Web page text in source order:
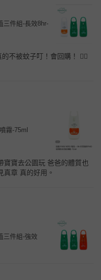
三件組-長效8hr-
不被蚊子叮！會回購！ 👍🏻
霧-75ml
寶寶去公園玩 爸爸的體質也
真章 真的好用。
三件組-強效